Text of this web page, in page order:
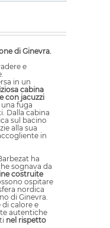
di Ginevra.
e
in un
cabina
con jacuzzi
fuga
Dalla cabina
sul bacino
alla sua
in
ha
sognava da
costruite
ospitare
nordica
di Ginevra.
calore e
autentiche
nel rispetto